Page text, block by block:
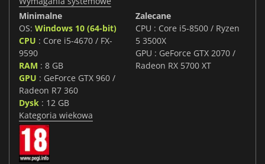
Minimalne
OS: Windows 10 (64-bit)
CPU : Core i5-4670 / FX-
9590
RAM : 8 GB
GPU : GeForce GTX 960 /
Radeon R7 360
Dysk : 12 GB
Zalecane
CPU : Core i5-8500 / Ryzen
5 3500X
GPU : GeForce GTX 2070 /
Radeon RX 5700 XT
Kategoria wiekowa